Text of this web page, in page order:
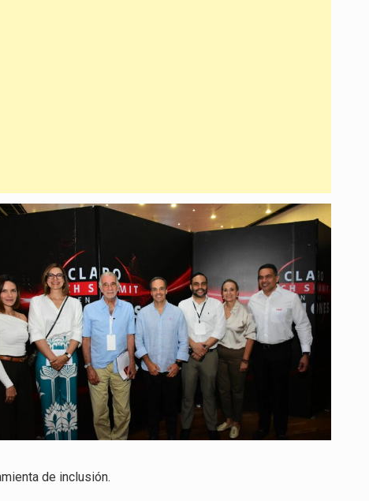
de inclusión.